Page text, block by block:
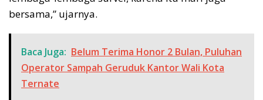
bersama,” ujarnya.
Baca Juga: Belum Terima Honor 2 Bulan, Puluhan
Operator Sampah Geruduk Kantor Wali Kota
Ternate